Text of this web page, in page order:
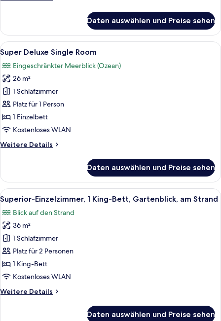
Doppelzimmer
Daten auswählen und Preise sehen
Alle
Fotos
für
Super
Deluxe
Single
Room
anzeigen
Ein Hotelzimmer mit Bett,
5
Super Deluxe Single Room
Eingeschränkter Meerblick (Ozean)
26 m²
1 Schlafzimmer
Platz für 1 Person
1 Einzelbett
Kostenloses WLAN
Weitere Details
Weitere
Deluxe
Single
Room
Daten auswählen und Preise sehen
Alle
Fotos
für
Superior-
Einzelzimmer,
1 King-
Bett,
Gartenblick,
Strand
Ein Schlafzimmer mit zwei Betten,
6
Superior-Einzelzimmer, 1 King-Bett, Gartenblick, am Strand
Blick auf den Strand
36 m²
1 Schlafzimmer
Platz für 2 Personen
1 King-Bett
Kostenloses WLAN
Weitere Details
Weitere
Daten auswählen und Preise sehen